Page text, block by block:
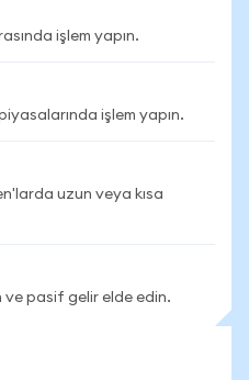
işlem yapın.
işlem yapın.
uzun veya kısa
pasif gelir elde edin.